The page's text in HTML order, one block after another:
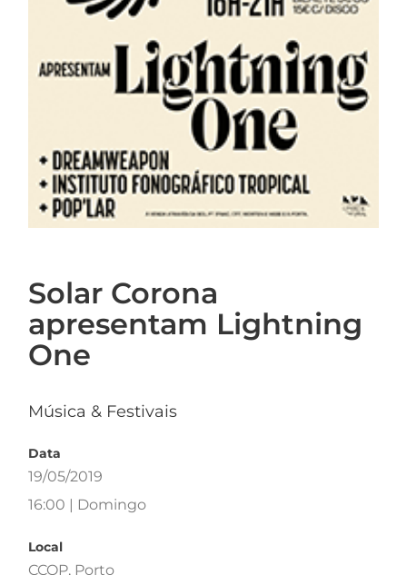
Solar Corona
apresentam Lightning
One
Música & Festivais
Data
19/05/2019
16:00 | Domingo
Local
CCOP, Porto